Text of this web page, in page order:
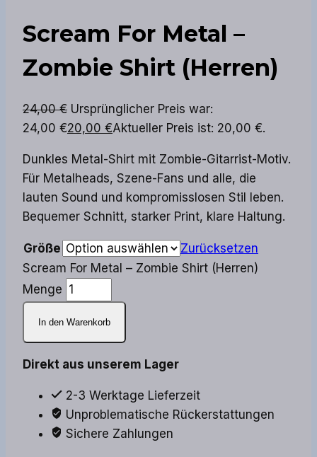
Scream For Metal –
Zombie Shirt (Herren)
24,00€ Ursprünglicher Preis war:
24,00 €20,00 €Aktueller Preis ist: 20,00 €.
Dunkles Metal-Shirt mit Zombie-Gitarrist-Motiv.
Für Metalheads, Szene-Fans und alle, die
lauten Sound und kompromisslosen Stil leben.
Bequemer Schnitt, starker Print, klare Haltung.
Größe
Zurücksetzen
Scream For Metal – Zombie Shirt (Herren)
Menge
In den Warenkorb
Direkt aus unserem Lager
2-3 Werktage Lieferzeit
Unproblematische Rückerstattungen
Sichere Zahlungen